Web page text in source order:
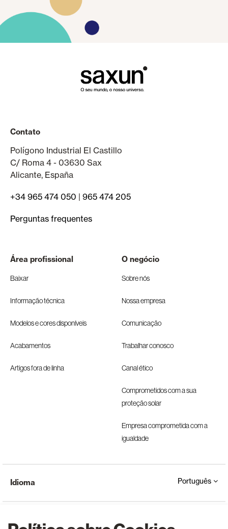
Contato
Polígono Industrial El Castillo
C/ Roma 4 - 03630 Sax
Alicante, España
+34 965 474 050 | 965 474 205
Perguntas frequentes
Área profissional
Baixar
Informação técnica
Modelos e cores disponíveis
Acabamentos
Artigos fora de linha
O negócio
Sobre nós
Nossa empresa
Comunicação
Trabalhar conosco
Canal ético
Comprometidos com a sua
proteção solar
Empresa comprometida com a
igualdade
Idioma Português